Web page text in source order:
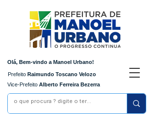
Olá, Bem-vindo a Manoel Urbano!
Prefeito Raimundo Toscano Velozo
Vice-Prefeito Alberto Ferreira Bezerra